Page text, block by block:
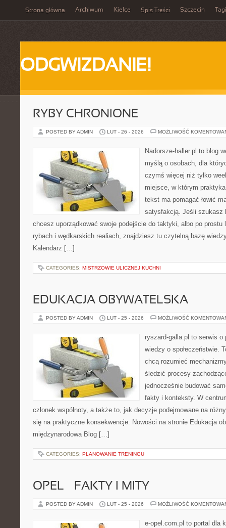
Strona główna Archiwum Kielce Spis Treści Szczecin Tagi
ODGWIZDANIE!
RYBY CHRONIONE
POSTED BY ADMIN LUT - 26 - 2026 MOŻLIWOŚĆ
Nadorsze-haller.pl to blog
myślą o osobach, dla
czymś więcej niż tylko
miejsce, w którym
tekst ma pomagać łowić
satysfakcją. Jeśli szukasz
chcesz uporządkować swoje podejście do taktyki, albo po
rybach i wędkarskich realiach, znajdziesz tu czytelną bazę
Kalendarz […]
CATEGORIES: MISTRZOWIE ULICZNEJ KUCHNI
EDUKACJA OBYWATELSKA
POSTED BY ADMIN LUT - 25 - 2026 MOŻLIWOŚĆ
ryszard-galla.pl to serwis
wiedzy o społeczeństwie.
chcą rozumieć
śledzić procesy
jednocześnie budować
fakty i konteksty. W
członek wspólnoty, a także to, jak decyzje podejmowane na
się na praktyczne konsekwencje. Nowości na stronie Edukacja
międzynarodowa Blog […]
CATEGORIES: PLANOWANIE TRENINGU
OPEL – FAKTY I MITY
POSTED BY ADMIN LUT - 25 - 2026 MOŻLIWOŚĆ
e-opel.com.pl to portal dla